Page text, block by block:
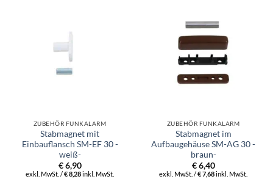
ZUBEHÖR FUNKALARM
Stabmagnet mit
Einbauflansch SM-EF 30 -
weiß-
€6,90
exkl. MwSt. /€8,28inkl. MwSt.
ZUBEHÖR FUNKALARM
Stabmagnet im
Aufbaugehäuse SM-AG 30 -
braun-
€6,40
exkl. MwSt. /€7,68inkl. MwSt.